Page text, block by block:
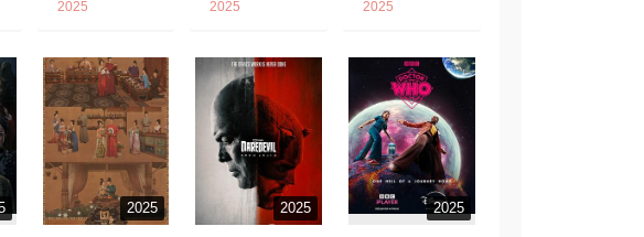
2025
2025
2025
2025 2025 2025